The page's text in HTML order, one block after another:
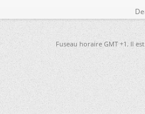
Fuseau horaire GMT +1. Il